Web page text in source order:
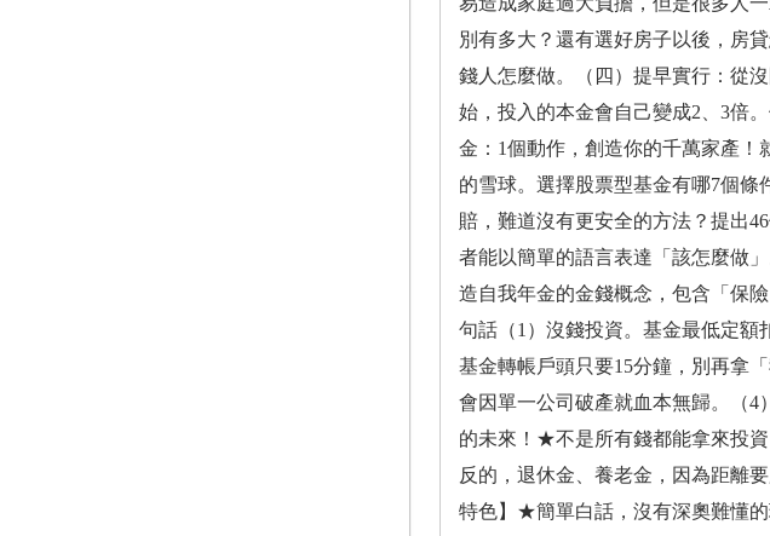
別有多大？還有選好房子以後，房
錢人怎麼做。（四）提早實行：從
始，投入的本金會自己變成2、3倍
金：1個動作，創造你的千萬家產！
的雪球。選擇股票型基金有哪7個
賠，難道沒有更安全的方法？提出
者能以簡單的語言表達「該怎麼做
造自我年金的金錢概念，包含「保
句話（1）沒錢投資。基金最低定額
基金轉帳戶頭只要15分鐘，別再拿
會因單一公司破產就血本無歸。（4
的未來！★不是所有錢都能拿來投
反的，退休金、養老金，因為距離
特色】★簡單白話，沒有深奧難懂